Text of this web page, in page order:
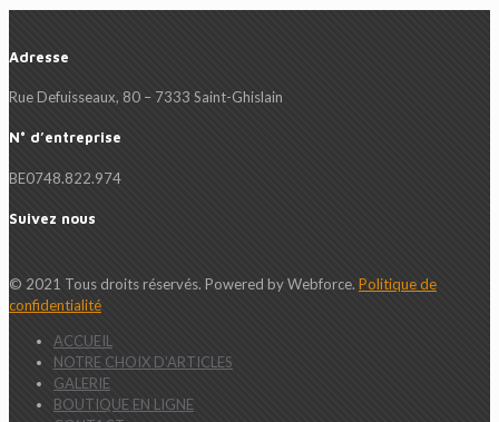
Adresse
Rue Defuisseaux, 80 – 7333 Saint-Ghislain
N° d’entreprise
BE0748.822.974
Suivez nous
© 2021 Tous droits réservés. Powered by Webforce. Politique de
confidentialité
ACCUEIL
NOTRE CHOIX D’ARTICLES
GALERIE
BOUTIQUE EN LIGNE